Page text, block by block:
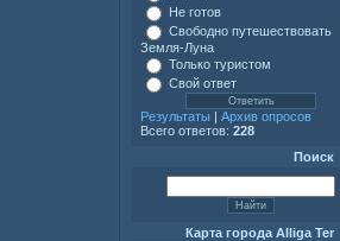
Не готов
Свободно путешествовать
Земля-Луна
Только туристом
Свой ответ
Результаты | Архив опросов
Всего ответов: 228
Поиск
Карта города Alliga Ter